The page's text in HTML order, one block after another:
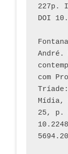
227p.
DOI
André.
com
Mídia,
25, p.